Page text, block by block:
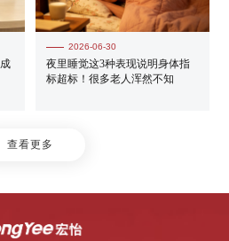
2026-06-30
夜里睡觉这3种表现说明身体指
标超标！很多老人浑然不知
查看更多